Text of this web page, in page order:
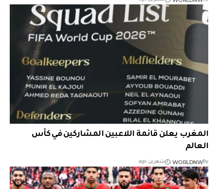
المغرب يعلن قائمة اللاعبين المشاركين في كأس
العالم
By
WORLDNW شهرين ago